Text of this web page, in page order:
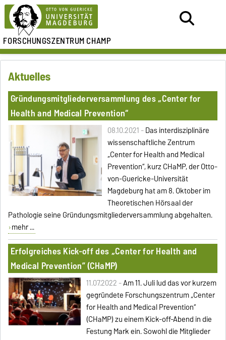
FORSCHUNGSZENTRUM CHAMP
Aktuelles
Gründungsmitgliederversammlung des „Center for
Health and Medical Prevention“
08.10.2021 -Das interdisziplinäre
wissenschaftliche Zentrum
„Center for Health and Medical
Prevention“, kurz CHaMP, der Otto-
von-Guericke-Universität
Magdeburg hat am 8. Oktober im
Theoretischen Hörsaal der
Pathologie seine Gründungsmitgliederversammlung abgehalten.
mehr ...
Erfolgreiches Kick-off des „Center for Health and
Medical Prevention” (CHaMP)
11.07.2022 -Am 11. Juli lud das vor kurzem
gegründete Forschungszentrum „Center
for Health and Medical Prevention“
(CHaMP) zu einem Kick-off-Abend in die
Festung Mark ein. Sowohl die Mitglieder